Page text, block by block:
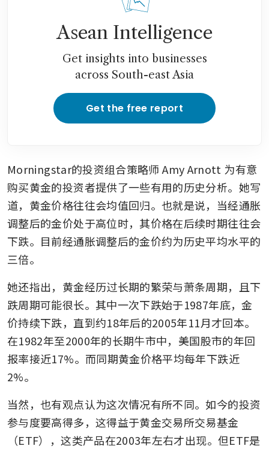
Asean Intelligence
Get insights into businesses
across South-east Asia
Get the free report
Morningstar的投资组合策略师 Amy Arnott 为有意
购买黄金的投资者提供了一些有用的历史分析。她写
道，黄金价格往往会均值回归。也就是说，当经通胀
调整后的金价处于高位时，其价格在后续时期往往会
下跌。目前经通胀调整后的金价约为历史平均水平的
三倍。
她还指出，黄金经历过长期的繁荣与萧条周期，且下
跌周期可能很长。其中一次下跌始于1987年底，金
价持续下跌，直到约18年后的2005年11月才回本。
在1982年至2000年的长期牛市中，美国股市的年回
报率接近17%。而同期黄金价格平均每年下跌近
2%。
当然，也有观点认为这次情况有所不同。如今的投资
参与度要高得多，这得益于黄金交易所交易基金
（ETF），这类产品在2003年左右才出现。但ETF是